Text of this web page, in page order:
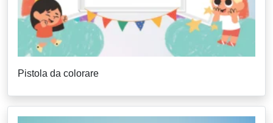
Pistola da colorare